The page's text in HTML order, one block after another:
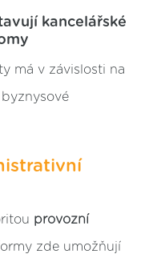
kancelářské
má v závislosti na
provozní
zde umožňují